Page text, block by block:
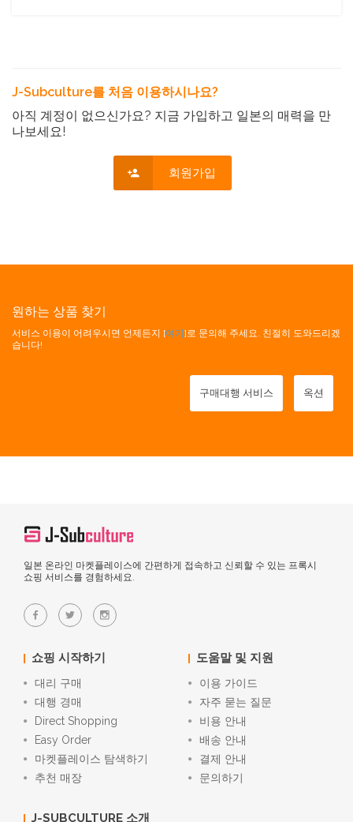
J-Subculture를 처음 이용하시나요?
아직 계정이 없으신가요? 지금 가입하고 일본의 매력을 만
나보세요!
회원가입
원하는 상품 찾기
서비스 이용이 어려우시면 언제든지 [여기 ]로 문의해 주세요. 친절히 도와드리겠
습니다!
구매대행 서비스 옥션
일본 온라인 마켓플레이스에 간편하게 접속하고 신뢰할 수 있는 프록시
쇼핑 서비스를 경험하세요.
쇼핑 시작하기
대리 구매
대행 경매
Direct Shopping
Easy Order
마켓플레이스 탐색하기
추천 매장
도움말 및 지원
이용 가이드
자주 묻는 질문
비용 안내
배송 안내
결제 안내
문의하기
J-SUBCULTURE 소개